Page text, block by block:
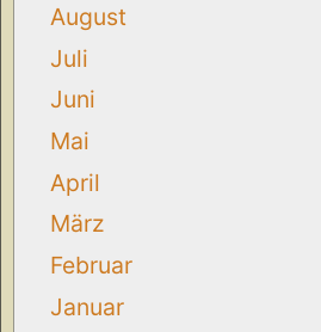
August
Juli
Juni
Mai
April
März
Februar
Januar